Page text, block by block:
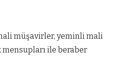
müşavirler, yeminli mali
ile beraber